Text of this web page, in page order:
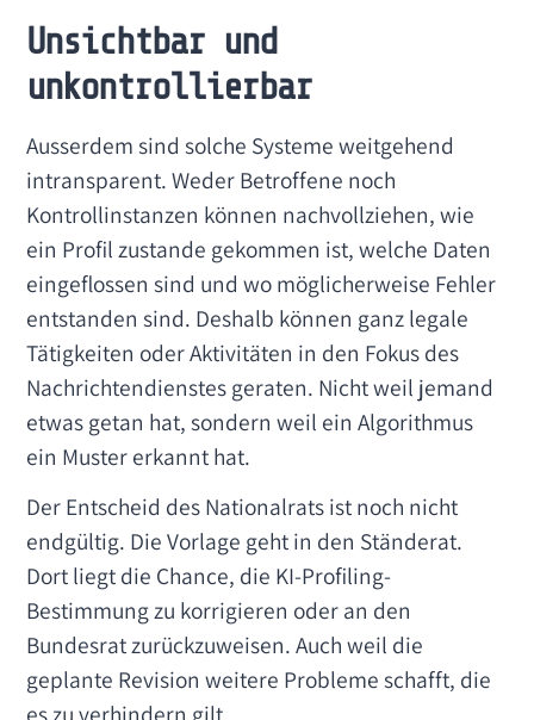
Unsichtbar und
unkontrollierbar
Ausserdem sind solche Systeme weitgehend
intransparent. Weder Betroffene noch
Kontrollinstanzen können nachvollziehen, wie
ein Profil zustande gekommen ist, welche Daten
eingeflossen sind und wo möglicherweise Fehler
entstanden sind. Deshalb können ganz legale
Tätigkeiten oder Aktivitäten in den Fokus des
Nachrichtendienstes geraten. Nicht weil jemand
etwas getan hat, sondern weil ein Algorithmus
ein Muster erkannt hat.
Der Entscheid des Nationalrats ist noch nicht
endgültig. Die Vorlage geht in den Ständerat.
Dort liegt die Chance, die KI-Profiling-
Bestimmung zu korrigieren oder an den
Bundesrat zurückzuweisen. Auch weil die
geplante Revision weitere Probleme schafft, die